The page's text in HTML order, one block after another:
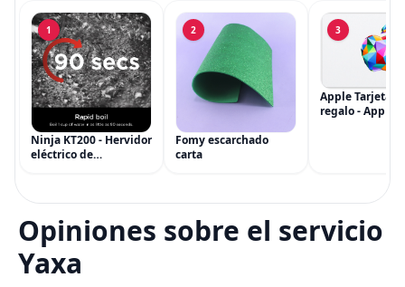
1
Ninja KT200 - Hervidor
eléctrico de
ajuste de temperatura
de Acero
2
Fomy escarchado
carta
3
Apple Tarjeta
regalo - App
Opiniones sobre el servicio
Yaxa